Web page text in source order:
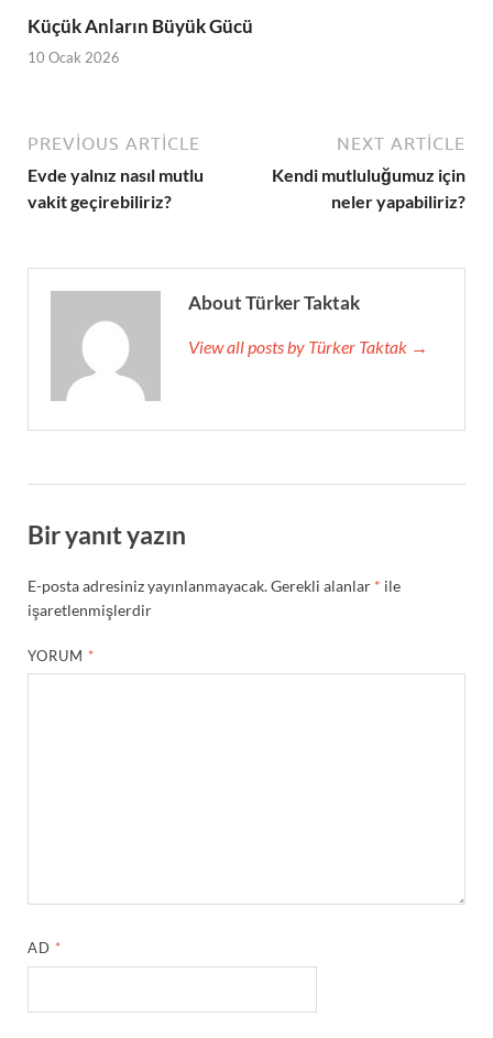
Küçük Anların Büyük Gücü
10 Ocak 2026
PREVIOUS ARTICLE
Evde yalnız nasıl mutlu
vakit geçirebiliriz?
NEXT ARTICLE
Kendi mutluluğumuz için
neler yapabiliriz?
About Türker Taktak
View all posts by Türker Taktak →
Bir yanıt yazın
E-posta adresiniz yayınlanmayacak.Gerekli alanlar * ile
işaretlenmişlerdir
YORUM *
AD *